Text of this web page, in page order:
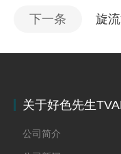
下一条 旋
关于好色先生
公司简介